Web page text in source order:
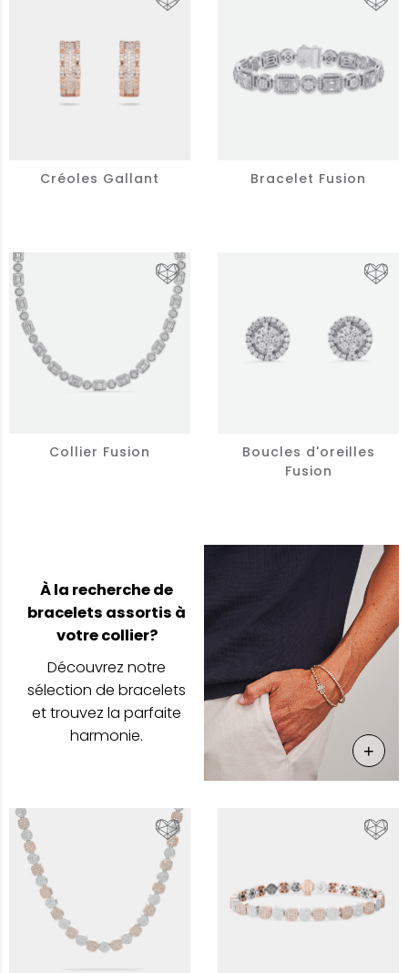
Créoles Gallant Bracelet Fusion
Collier Fusion
Boucles d'oreilles
Fusion
À la recherche de
bracelets assortis à
votre collier?
Découvrez notre
sélection de bracelets
et trouvez la parfaite
harmonie.
En
+